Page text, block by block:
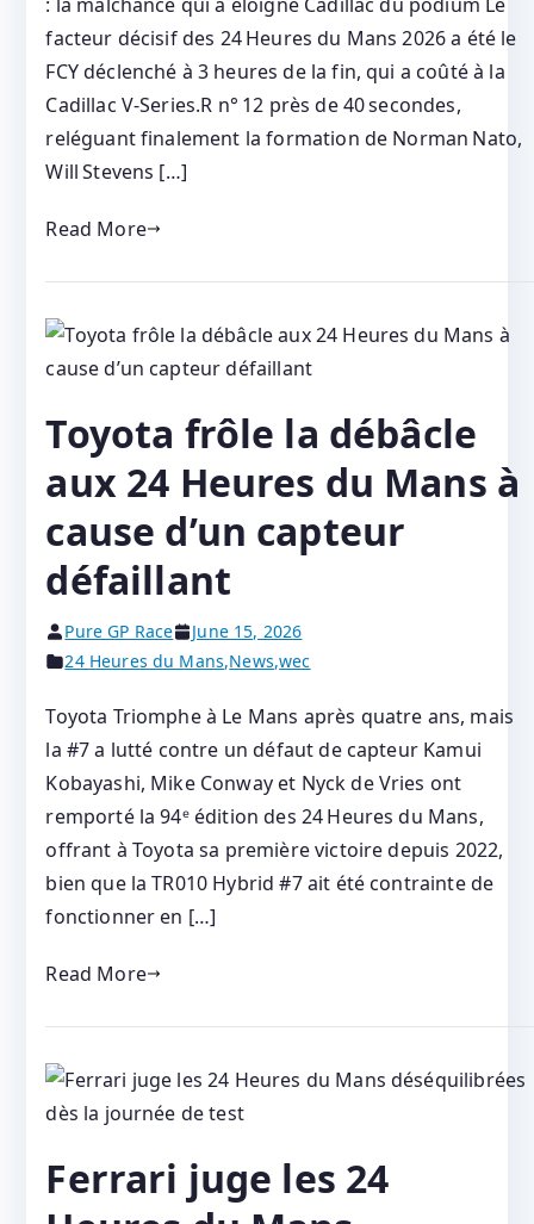
facteur décisif des 24 Heures du Mans 2026 a été le
FCY déclenché à 3 heures de la fin, qui a coûté à la
Cadillac V‑Series.R n° 12 près de 40 secondes,
reléguant finalement la formation de Norman Nato,
Will Stevens […]
Read More
Toyota frôle la débâcle
aux 24 Heures du Mans à
cause d’un capteur
défaillant
Pure GP Race
June 15, 2026
24 Heures du Mans,News,wec
Toyota Triomphe à Le Mans après quatre ans, mais
la #7 a lutté contre un défaut de capteur Kamui
Kobayashi, Mike Conway et Nyck de Vries ont
remporté la 94ᵉ édition des 24 Heures du Mans,
offrant à Toyota sa première victoire depuis 2022,
bien que la TR010 Hybrid #7 ait été contrainte de
fonctionner en […]
Read More
Ferrari juge les 24